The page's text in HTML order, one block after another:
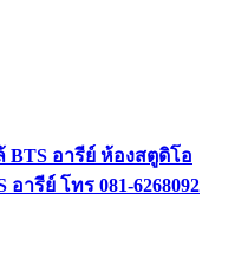
BTS อารีย์ ห้องสตูดิโอ
ารีย์ โทร 081-6268092